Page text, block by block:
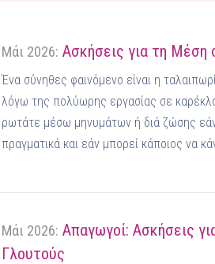
Μάι 2026: Ασκήσεις για τη Μέση
Ένα σύνηθες φαινόμενο είναι η
λόγω της πολύωρης εργασίας σε
ρωτάτε μέσω μηνυμάτων ή διά ζώσης
πραγματικά και εάν μπορεί κάποιος να
Μάι 2026: Απαγωγοί: Ασκήσεις
Γλουτούς